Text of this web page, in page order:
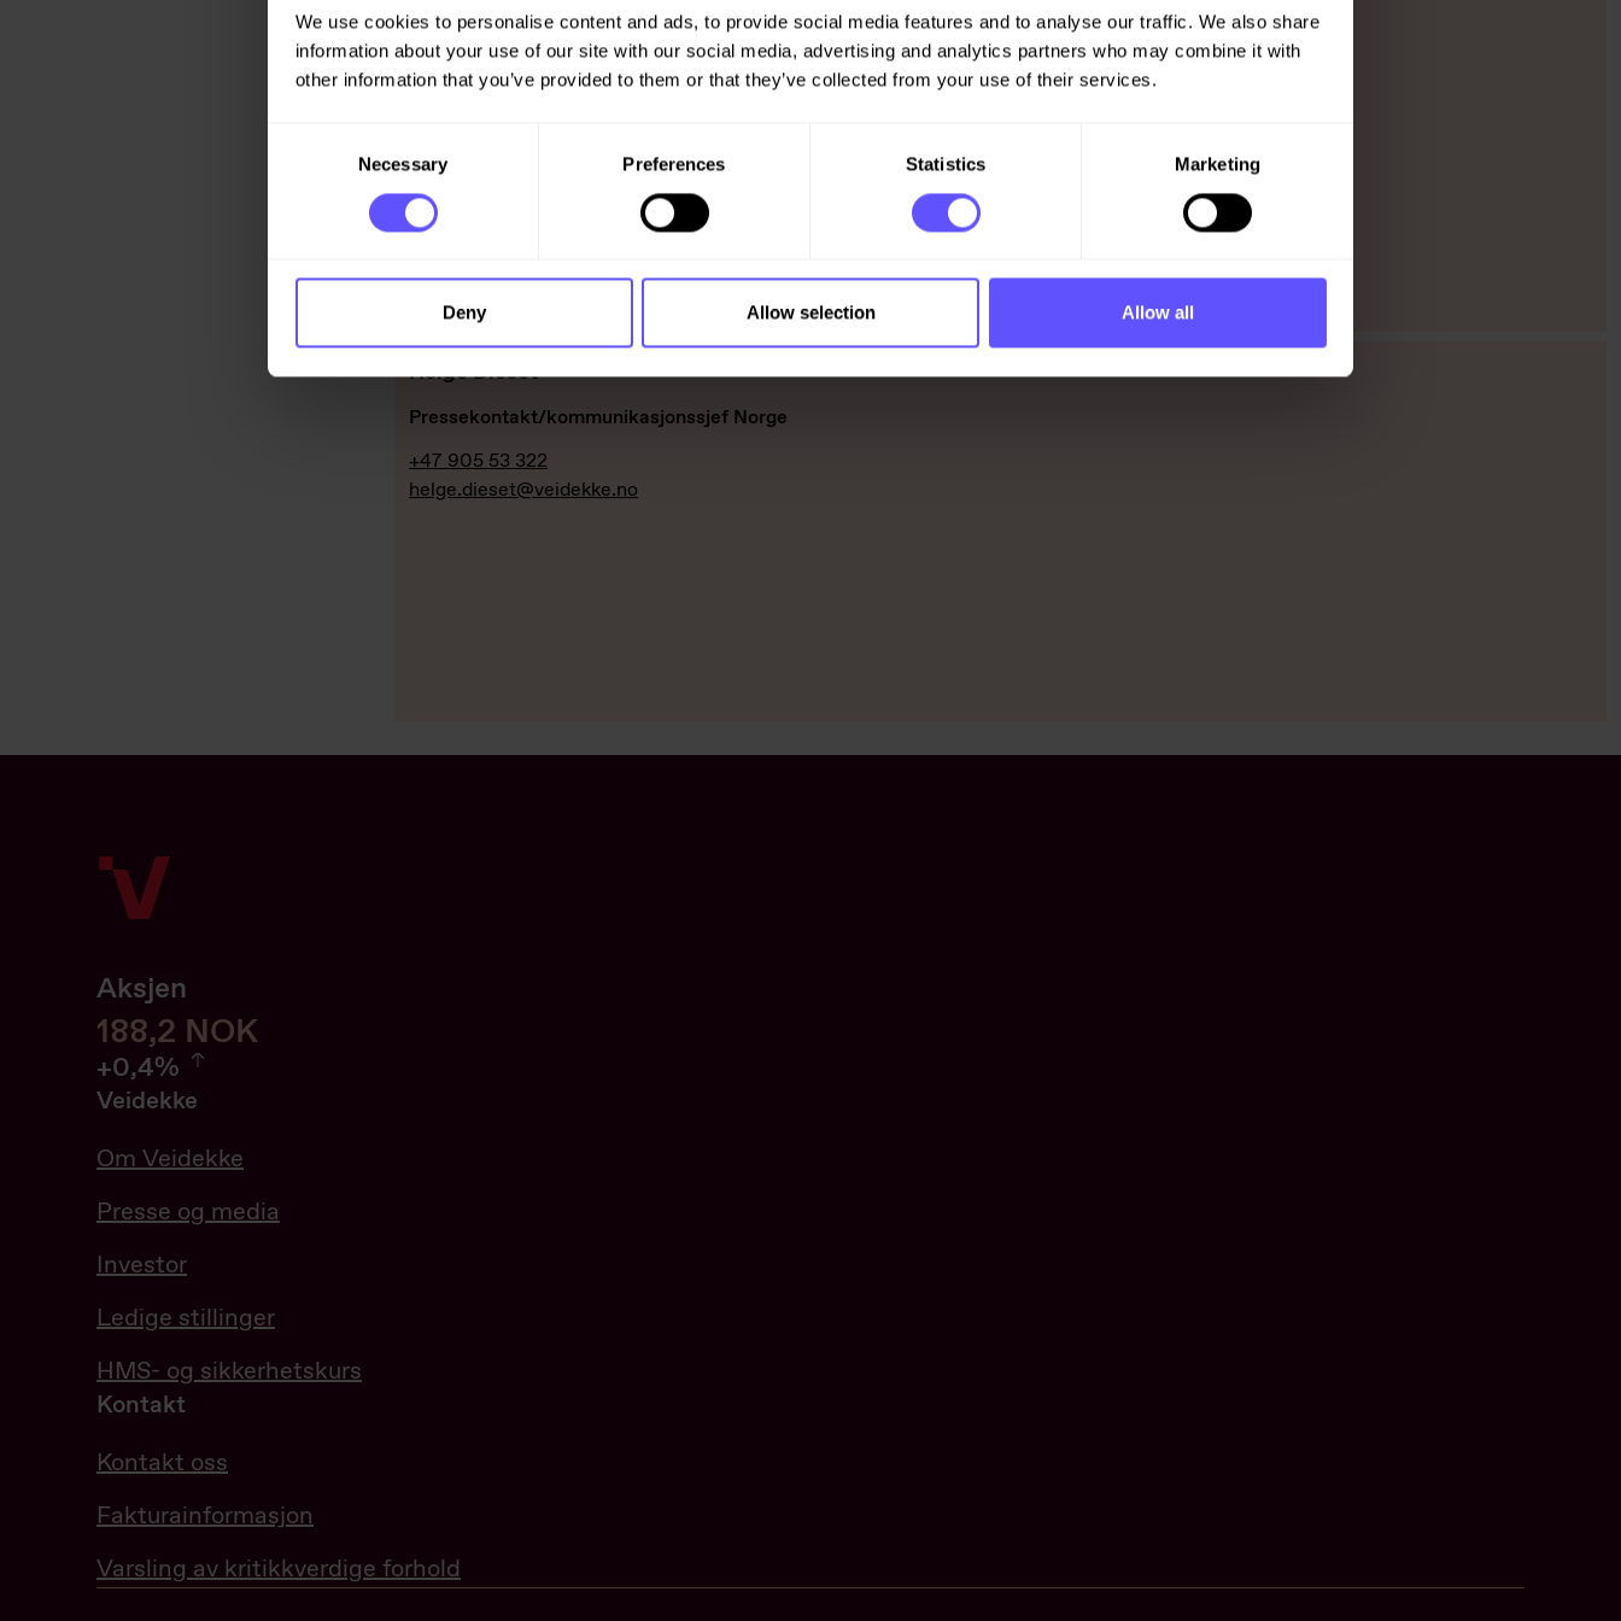
We use cookies to personalise content and ads, to provide social media features and to analyse our traffic. We also share
information about your use of our site with our social media, advertising and analytics partners who may combine it with
other information that you’ve provided to them or that they’ve collected from your use of their services.
Necessary Preferences Statistics Marketing
Deny Allow selection Allow all
Konserndirektør kommunikasjon og merkevare Veidekke ASA
+47 21 05 50 00
Helge Dieset
Pressekontakt/kommunikasjonssjef Norge
+47 905 53 322
helge.dieset@veidekke.no
Aksjen
188,4 NOK
+0,4%
0.43%
Veidekke
Om Veidekke
Presse og media
Investor
Ledige stillinger
HMS- og sikkerhetskurs
Kontakt
Kontakt oss
Fakturainformasjon
Varsling av kritikkverdige forhold